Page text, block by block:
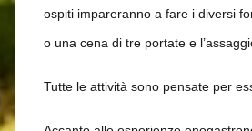
ospiti impareranno a fare i diversi
o una cena di tre portate e
Tutte le attività sono pensate per